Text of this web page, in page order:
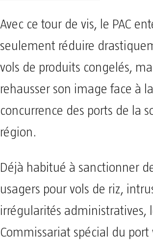
Avec ce tour de vis, le PAC
seulement réduire
vols de produits congelés,
rehausser son image face à la
concurrence des ports de la
région.
Déjà habitué à sanctionner
usagers pour vols de riz,
irrégularités administratives,
Commissariat spécial du port